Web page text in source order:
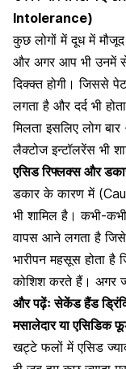
Intolerance)
कुछ लोगों में दूध में मौजूद
और अगर आप भी उनमें
दिक्क्तहोगी। जिससे
लगता है और दर्द भी
मिलता इसलिए लोग
लैक्टोज इन्टॉलरेंस भी
एसिड रिफ्लक्स और
डकार के कारण में
भी शामिल है। कभी-
वापस आने लगता है
भारीपनमहसूस होता है
कोशिश करते हैं। अगर
और पढ़ेंःसेकेंड हैंड
मसालेदार या
खट्टे फलों में एसिड